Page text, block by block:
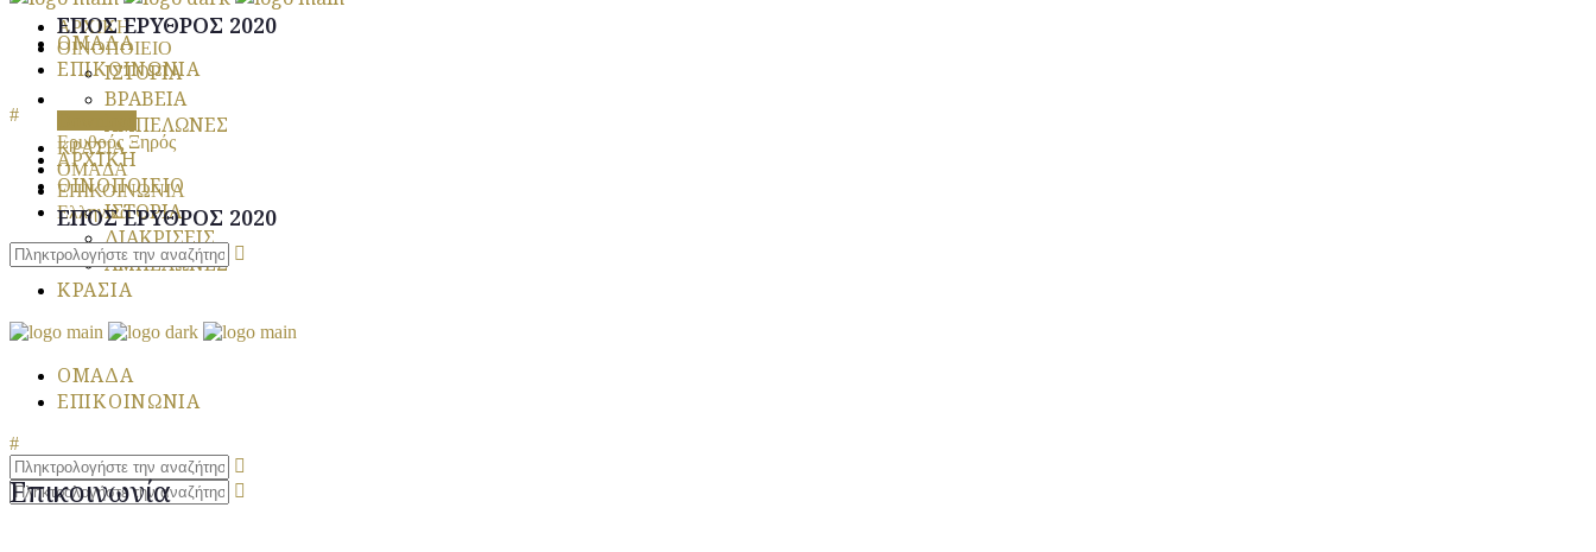
ΟΜΑΔΑ
ΕΠΙΚΟΙΝΩΝΙΑ
ΑΡΧΙΚΗ
ΟΙΝΟΠΟΙΕΙΟ
ΙΣΤΟΡΙΑ
ΔΙΑΚΡΙΣΕΙΣ
ΑΜΠΕΛΩΝΕΣ
ΚΡΑΣΙΑ
ΟΜΑΔΑ
ΕΠΙΚΟΙΝΩΝΙΑ
ΑΡΧΙΚΗ
ΟΙΝΟΠΟΙΕΙΟ
ΙΣΤΟΡΙΑ
ΒΡΑΒΕΙΑ
ΑΜΠΕΛΩΝΕΣ
ΚΡΑΣΙΑ
ΟΜΑΔΑ
ΕΠΙΚΟΙΝΩΝΙΑ
Ελληνικά
ΕΠΟΣ ΕΡΥΘΡΟΣ 2020
Ερυθρός Ξηρός
ΕΠΟΣ ΕΡΥΘΡΟΣ 2020
Επικοινωνία